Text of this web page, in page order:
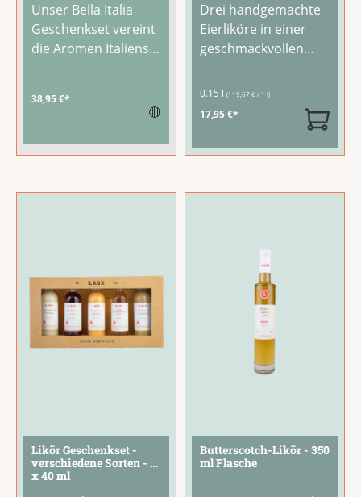
Unser Bella Italia
Geschenkset vereint
die Aromen Italiens
Italienische Pasta,
Olivenöl und weitere
Italien-Liebhaber
und...
38,95 €*
🔴
Drei handgemachte
Eierliköre in einer
geschmackvollen
g: Pur mit feiner
Vanillenote,
dem Aroma edler
Cremigkeit und wird
aus erlesenen
Zutaten in...
0.15 l (119,67 € / 1 l)
17,95 €*
Likör Geschenkset -
verschiedene Sorten - 5
x 40 ml
Butterscotch-Likör - 350
ml Flasche